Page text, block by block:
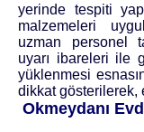
yerinde tespiti
malzemeleri
uzman personel
uyarı ibareleri ile
yüklenmesi
dikkat gösterilerek,
Okmeydanı